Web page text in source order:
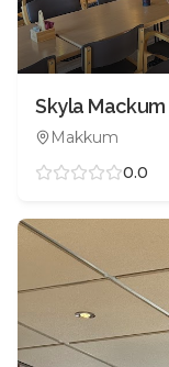
Skyla Mackum
Makkum
0.0